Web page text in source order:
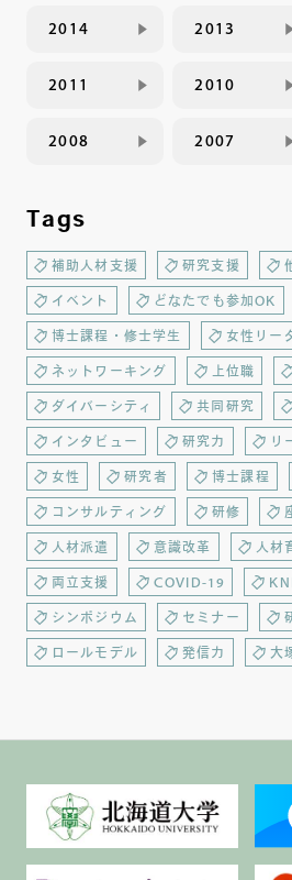
2014 2013
2011 2010
2008 2007
Tags
補助人材支援 研究支援
イベント どなたでも参加OK
博士課程・修士学生 女性リー
ネットワーキング 上位職
ダイバーシティ 共同研究
インタビュー 研究力 リ
女性 研究者 博士課程
コンサルティング 研修
人材派遣 意識改革 人材
両立支援 COVID-19
シンポジウム セミナー
ロールモデル 発信力 大